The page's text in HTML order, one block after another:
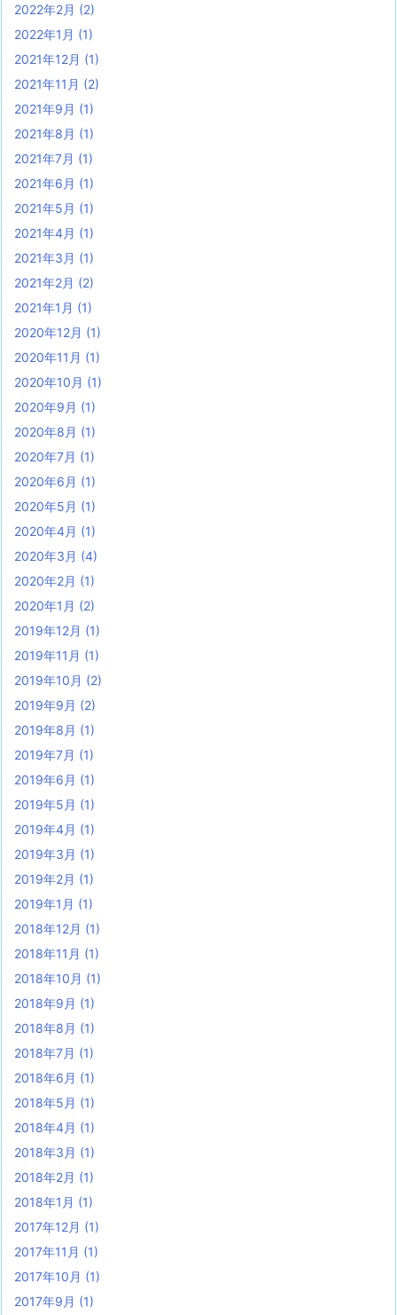
2022年2月 (2)
2022年1月 (1)
2021年12月 (1)
2021年11月 (2)
2021年9月 (1)
2021年8月 (1)
2021年7月 (1)
2021年6月 (1)
2021年5月 (1)
2021年4月 (1)
2021年3月 (1)
2021年2月 (2)
2021年1月 (1)
2020年12月 (1)
2020年11月 (1)
2020年10月 (1)
2020年9月 (1)
2020年8月 (1)
2020年7月 (1)
2020年6月 (1)
2020年5月 (1)
2020年4月 (1)
2020年3月 (4)
2020年2月 (1)
2020年1月 (2)
2019年12月 (1)
2019年11月 (1)
2019年10月 (2)
2019年9月 (2)
2019年8月 (1)
2019年7月 (1)
2019年6月 (1)
2019年5月 (1)
2019年4月 (1)
2019年3月 (1)
2019年2月 (1)
2019年1月 (1)
2018年12月 (1)
2018年11月 (1)
2018年10月 (1)
2018年9月 (1)
2018年8月 (1)
2018年7月 (1)
2018年6月 (1)
2018年5月 (1)
2018年4月 (1)
2018年3月 (1)
2018年2月 (1)
2018年1月 (1)
2017年12月 (1)
2017年11月 (1)
2017年10月 (1)
2017年9月 (1)